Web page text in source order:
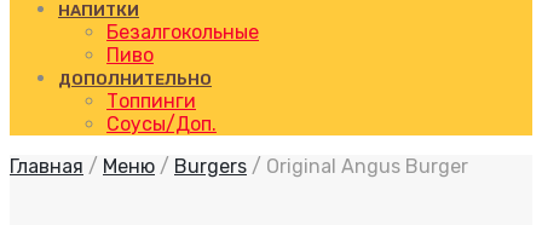
НАПИТКИ
Безалгокольные
Пиво
ДОПОЛНИТЕЛЬНО
Топпинги
Соусы/Доп.
Главная / Меню / Burgers / Original Angus Burger